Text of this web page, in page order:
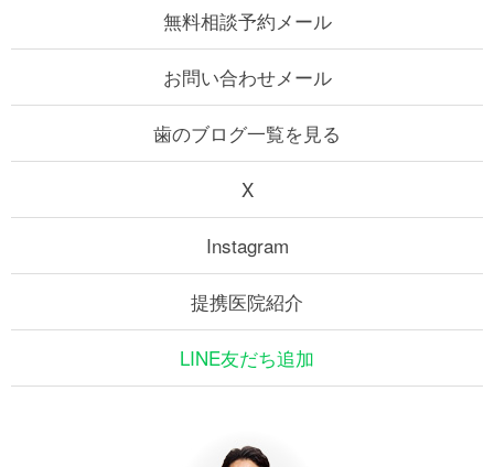
無料相談予約メール
お問い合わせメール
歯のブログ一覧を見る
X
Instagram
提携医院紹介
LINE友だち追加